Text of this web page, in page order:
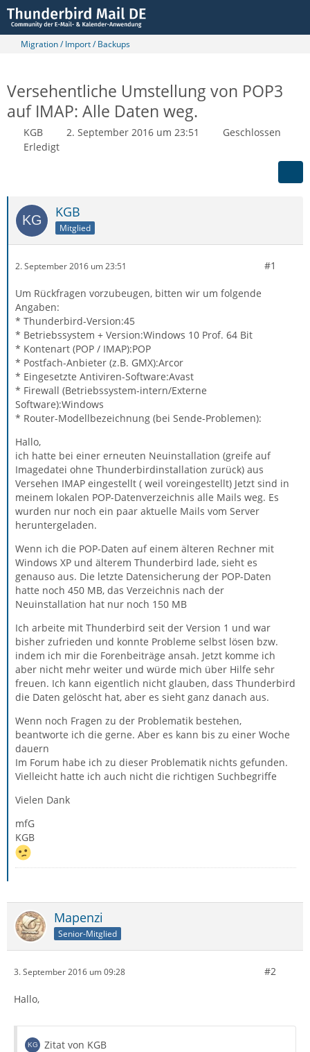
Migration / Import / Backups
Versehentliche Umstellung von POP3
auf IMAP: Alle Daten weg.
KGB 2. September 2016 um 23:51
Geschlossen
Erledigt
KGB
Mitglied
2. September 2016 um 23:51 #1
Um Rückfragen vorzubeugen, bitten wir um folgende
Angaben:
* Thunderbird-Version:45
* Betriebssystem + Version:Windows 10 Prof. 64 Bit
* Kontenart (POP / IMAP):POP
* Postfach-Anbieter (z.B. GMX):Arcor
* Eingesetzte Antiviren-Software:Avast
* Firewall (Betriebssystem-intern/Externe
Software):Windows
* Router-Modellbezeichnung (bei Sende-Problemen):
Hallo,
ich hatte bei einer erneuten Neuinstallation (greife auf
Imagedatei ohne Thunderbirdinstallation zurück) aus
Versehen IMAP eingestellt ( weil voreingestellt) Jetzt sind in
meinem lokalen POP-Datenverzeichnis alle Mails weg. Es
wurden nur noch ein paar aktuelle Mails vom Server
heruntergeladen.
Wenn ich die POP-Daten auf einem älteren Rechner mit
Windows XP und älterem Thunderbird lade, sieht es
genauso aus. Die letzte Datensicherung der POP-Daten
hatte noch 450 MB, das Verzeichnis nach der
Neuinstallation hat nur noch 150 MB
Ich arbeite mit Thunderbird seit der Version 1 und war
bisher zufrieden und konnte Probleme selbst lösen bzw.
indem ich mir die Forenbeiträge ansah. Jetzt komme ich
aber nicht mehr weiter und würde mich über Hilfe sehr
freuen. Ich kann eigentlich nicht glauben, dass Thunderbird
die Daten gelöscht hat, aber es sieht ganz danach aus.
Wenn noch Fragen zu der Problematik bestehen,
beantworte ich die gerne. Aber es kann bis zu einer Woche
dauern
Im Forum habe ich zu dieser Problematik nichts gefunden.
Vielleicht hatte ich auch nicht die richtigen Suchbegriffe
Vielen Dank
mfG
KGB
Mapenzi
Senior-Mitglied
3. September 2016 um 09:28 #2
Hallo,
Zitat von KGB